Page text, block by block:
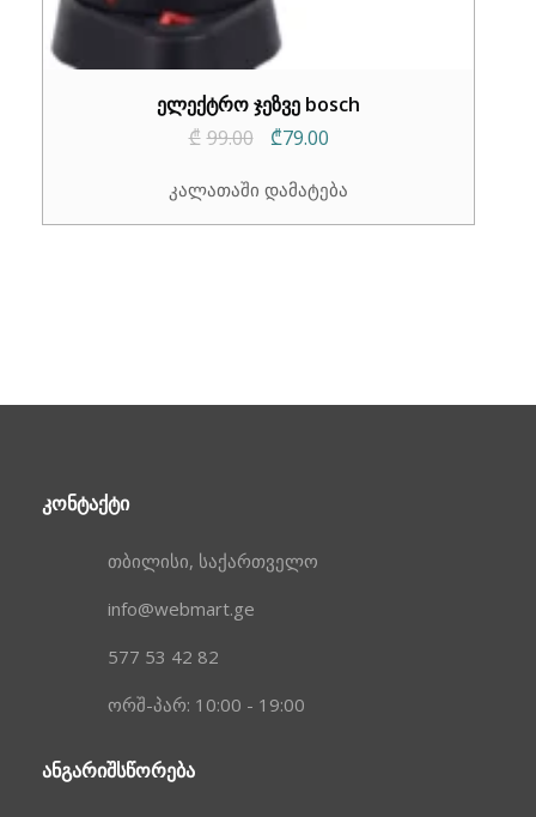
ელექტრო ჯეზვე bosch
₾ 99.00
Original
was:
₾79.00Current
is:
კალათაში დამატება
ᲙᲝᲜᲢᲐᲥᲢᲘ
თბილისი, საქართველო
info@webmart.ge
577 53 42 82
ორშ-პარ: 10:00 - 19:00
ᲐᲜᲒᲐᲠᲘᲨᲡᲬᲝᲠᲔᲑᲐ